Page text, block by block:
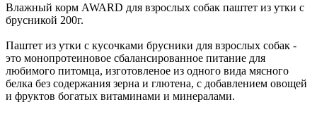
Влажный корм AWARD для взрослых собак паштет из утки с
брусникой 200г.
Паштет из утки с кусочками брусники для взрослых собак -
это монопротеиновое сбалансированное питание для
любимого питомца, изготовленое из одного вида мясного
белка без содержания зерна и глютена, с добавлением овощей
и фруктов богатых витаминами и минералами.